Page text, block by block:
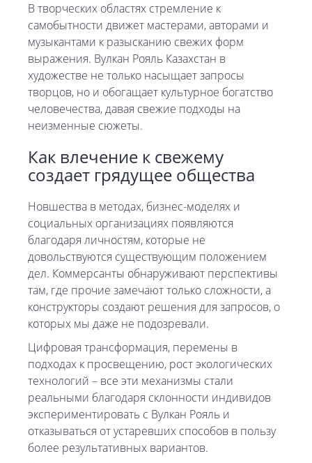
В творческих областях стремление к
самобытности движет мастерами, авторами и
музыкантами к разысканию свежих форм
выражения. Вулкан Рояль Казахстан в
художестве не только насыщает запросы
творцов, но и обогащает культурное богатство
человечества, давая свежие подходы на
неизменные сюжеты.
Как влечение к свежему
создает грядущее общества
Новшества в методах, бизнес-моделях и
социальных организациях появляются
благодаря личностям, которые не
довольствуются существующим положением
дел. Коммерсанты обнаруживают перспективы
там, где прочие замечают только сложности, а
конструкторы создают решения для запросов, о
которых мы даже не подозревали.
Цифровая трансформация, перемены в
подходах к просвещению, рост экологических
технологий – все эти механизмы стали
реальными благодаря склонности индивидов
экспериментировать с Вулкан Рояль и
отказываться от устаревших способов в пользу
более результативных вариантов.